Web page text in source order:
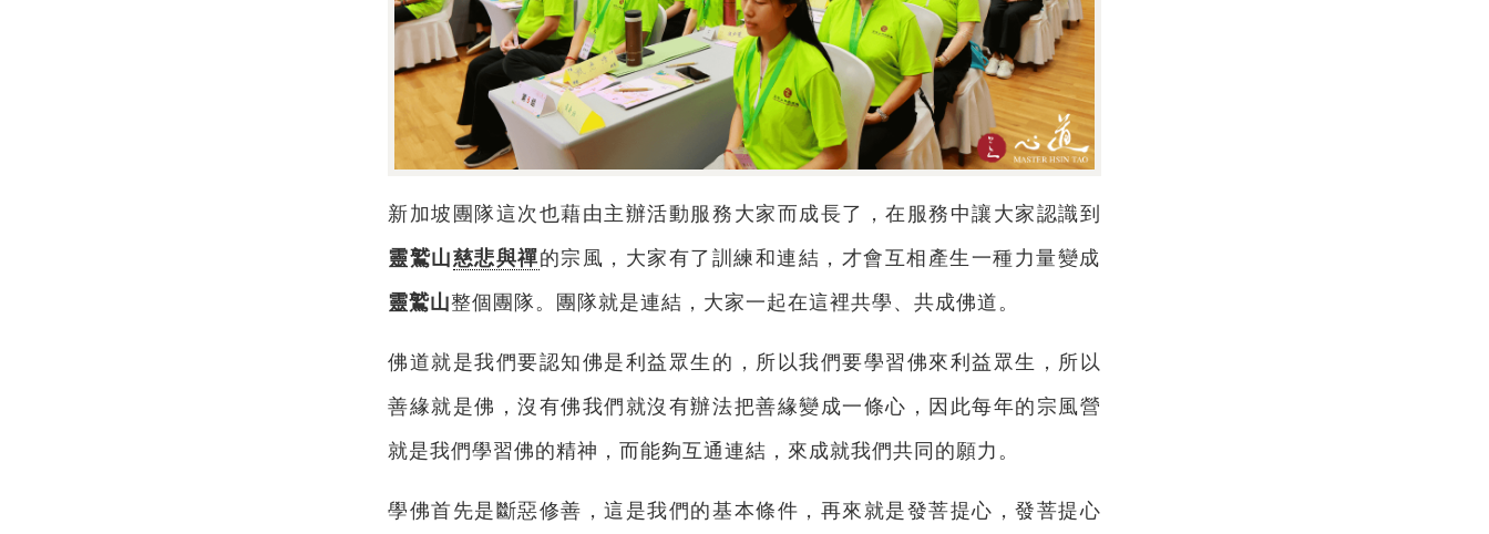
新加坡團隊這次也藉由主辦活動服務大家而成長了，在服務中讓大家認識到
靈鷲山慈悲與禪的宗風，大家有了訓練和連結，才會互相產生一種力量變成
靈鷲山整個團隊。團隊就是連結，大家一起在這裡共學、共成佛道。
佛道就是我們要認知佛是利益眾生的，所以我們要學習佛來利益眾生，所以
善緣就是佛，沒有佛我們就沒有辦法把善緣變成一條心，因此每年的宗風營
就是我們學習佛的精神，而能夠互通連結，來成就我們共同的願力。
學佛首先是斷惡修善，這是我們的基本條件，再來就是發菩提心，發菩提心